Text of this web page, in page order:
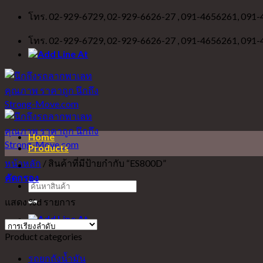
Skip
content
โทร. 02-929-6729, 02-929-6626-27 , 091-4656261,
โทร. 02-929-6729, 02-929-6626-27 , 091-4656261,
ค้นหา:
Home
Products
หน้าหลัก / สินค้าที่มีป้ายกำกับ “ES800D”
คัดกรอง
แสดง %d รายการ
Product categories
รถยกถังน้ำมัน